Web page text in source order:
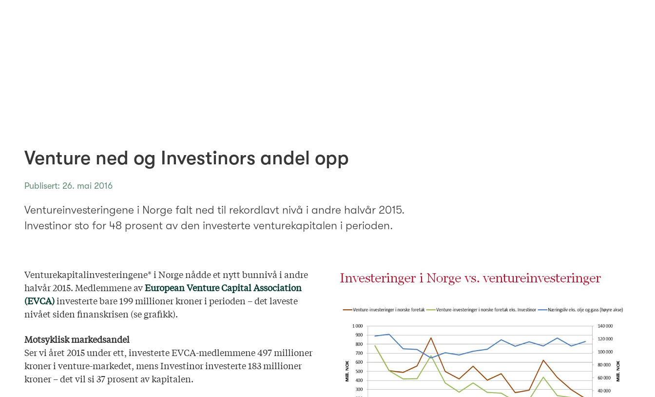
Venture ned og Investinors andel opp
Publisert: 26. mai 2016
Ventureinvesteringene i Norge falt ned til rekordlavt nivå i andre halvår 2015.
Investinor sto for 48 prosent av den investerte venturekapitalen i perioden.
Venturekapitalinvesteringene* i Norge nådde et nytt bunnivå i andre
halvår 2015. Medlemmene avEuropean Venture Capital Association
(EVCA)investerte bare 199 millioner kroner i perioden – det laveste
nivået siden finanskrisen (se grafikk).
Motsyklisk markedsandel
Ser vi året 2015 under ett, investerte EVCA-medlemmene 497 millioner
kroner i venture-markedet, mens Investinor investerte 183 millioner
kroner – det vil si 37 prosent av kapitalen.